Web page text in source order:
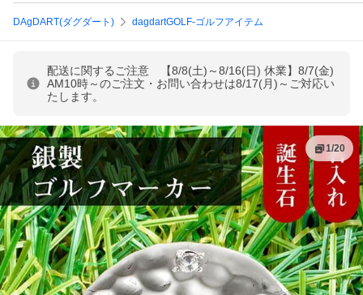
DAgDART(ダグダート) dagdartGOLF-ゴルフアイテム
配送に関するご注意 【8/8(土)～8/16(日) 休業】8/7(金)
AM10時～のご注文・お問い合わせは8/17(月)～ご対応い
たします。
1/20